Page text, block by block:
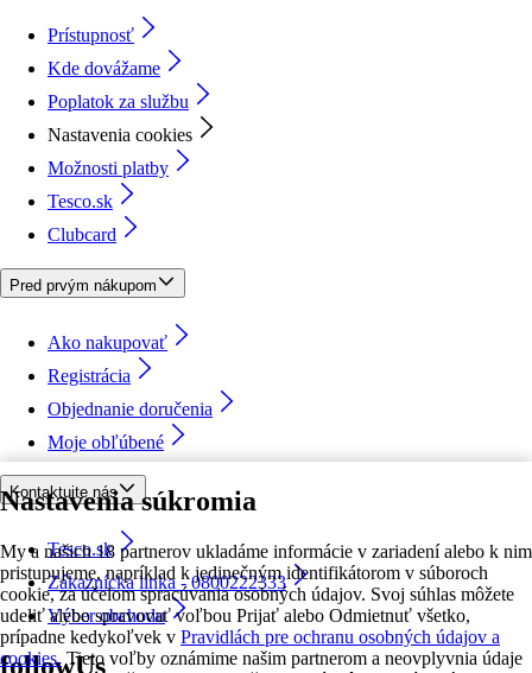
Nastavenia súkromia
My a našich 18 partnerov ukladáme informácie v zariadení alebo k nim
pristupujeme, napríklad k jedinečným identifikátorom v súboroch
cookie, za účelom spracúvania osobných údajov. Svoj súhlas môžete
udeliť alebo spravovať voľbou Prijať alebo Odmietnuť všetko,
prípadne kedykoľvek v Pravidlách pre ochranu osobných údajov a
cookies. Tieto voľby oznámime našim partnerom a neovplyvnia údaje
Prístupnosť
Kde dovážame
Poplatok za službu
Nastavenia cookies
Možnosti platby
Tesco.sk
Clubcard
Pred prvým nákupom
Ako nakupovať
Registrácia
Objednanie doručenia
Moje obľúbené
Kontaktujte nás
Tesco.sk
Zákaznícka linka - 0800222333
Výber obchodu
followUs